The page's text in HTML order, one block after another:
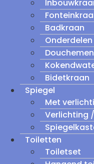
Badkraan
Bidetkraan
Spiegel
Met
Verlichting
Toiletten
Toiletset